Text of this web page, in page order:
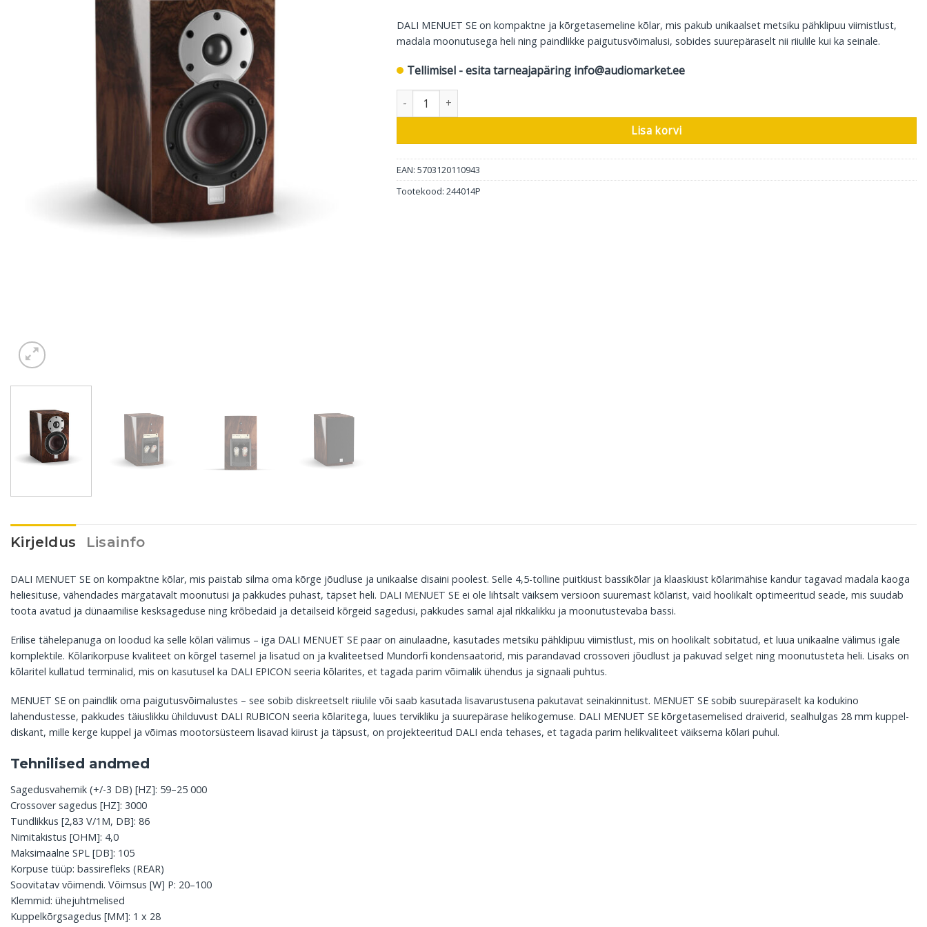
DALI MENUET SE on kompaktne ja kõrgetasemeline kõlar, mis pakub unikaalset metsiku pähklipuu viimistlust,
madala moonutusega heli ning paindlikke paigutusvõimalusi, sobides suurepäraselt nii riiulile kui ka seinale.
Tellimisel - esita tarneajapäring info@audiomarket.ee
DALI riiulikõlar Menuet SE, Wild Walnut High Gloss, 2tk kogus
Lisa korvi
EAN: 5703120110943
Tootekood: 244014P
Kirjeldus Lisainfo
DALI MENUET SE on kompaktne kõlar, mis paistab silma oma kõrge jõudluse ja unikaalse disaini poolest. Selle 4,5-tolline puitkiust bassikõlar ja klaaskiust kõlarimähise kandur tagavad madala kaoga
heliesituse, vähendades märgatavalt moonutusi ja pakkudes puhast, täpset heli. DALI MENUET SE ei ole lihtsalt väiksem versioon suuremast kõlarist, vaid hoolikalt optimeeritud seade, mis suudab
toota avatud ja dünaamilise kesksageduse ning krõbedaid ja detailseid kõrgeid sagedusi, pakkudes samal ajal rikkalikku ja moonutustevaba bassi.
Erilise tähelepanuga on loodud ka selle kõlari välimus – iga DALI MENUET SE paar on ainulaadne, kasutades metsiku pähklipuu viimistlust, mis on hoolikalt sobitatud, et luua unikaalne välimus igale
komplektile. Kõlarikorpuse kvaliteet on kõrgel tasemel ja lisatud on ja kvaliteetsed Mundorfi kondensaatorid, mis parandavad crossoveri jõudlust ja pakuvad selget ning moonutusteta heli. Lisaks on
kõlaritel kullatud terminalid, mis on kasutusel ka DALI EPICON seeria kõlarites, et tagada parim võimalik ühendus ja signaali puhtus.
MENUET SE on paindlik oma paigutusvõimalustes – see sobib diskreetselt riiulile või saab kasutada lisavarustusena pakutavat seinakinnitust. MENUET SE sobib suurepäraselt ka kodukino
lahendustesse, pakkudes täiuslikku ühilduvust DALI RUBICON seeria kõlaritega, luues tervikliku ja suurepärase helikogemuse. DALI MENUET SE kõrgetasemelised draiverid, sealhulgas 28 mm kuppel-
diskant, mille kerge kuppel ja võimas mootorsüsteem lisavad kiirust ja täpsust, on projekteeritud DALI enda tehases, et tagada parim helikvaliteet väiksema kõlari puhul.
Tehnilised andmed
Sagedusvahemik (+/-3 DB) [HZ]: 59–25 000
Crossover sagedus [HZ]: 3000
Tundlikkus [2,83 V/1M, DB]: 86
Nimitakistus [OHM]: 4,0
Maksimaalne SPL [DB]: 105
Korpuse tüüp: bassirefleks (REAR)
Soovitatav võimendi. Võimsus [W] P: 20–100
Klemmid: ühejuhtmelised
Kuppelkõrgsagedus [MM]: 1 x 28